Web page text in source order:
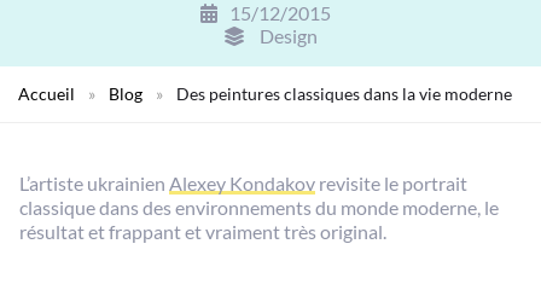
15/12/2015
Design
Accueil » Blog » Des peintures classiques dans la vie moderne
L’artiste ukrainien Alexey Kondakov revisite le portrait
classique dans des environnements du monde moderne, le
résultat et frappant et vraiment très original.